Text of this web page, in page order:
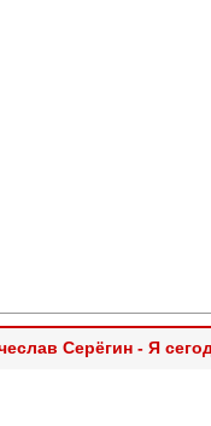
Серёгин - Я